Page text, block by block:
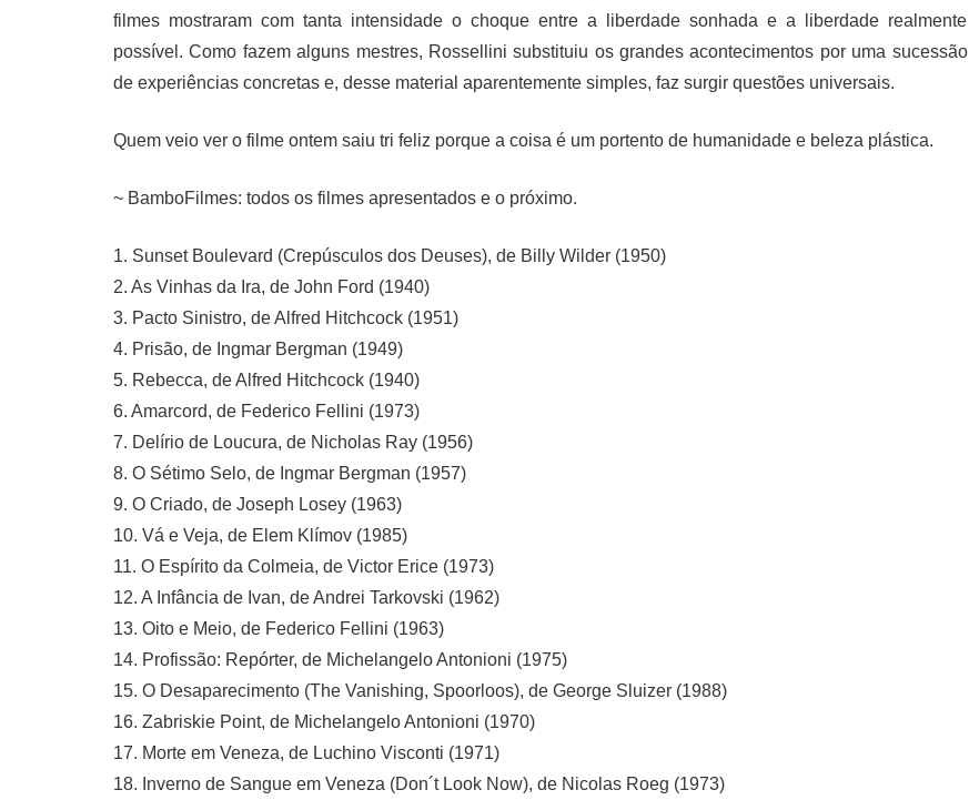
filmes mostraram com tanta intensidade o choque entre a liberdade sonhada e a liberdade realmente
possível. Como fazem alguns mestres, Rossellini substituiu os grandes acontecimentos por uma sucessão
de experiências concretas e, desse material aparentemente simples, faz surgir questões universais.
Quem veio ver o filme ontem saiu tri feliz porque a coisa é um portento de humanidade e beleza plástica.
~ BamboFilmes: todos os filmes apresentados e o próximo.
1. Sunset Boulevard (Crepúsculos dos Deuses), de Billy Wilder (1950)
2. As Vinhas da Ira, de John Ford (1940)
3. Pacto Sinistro, de Alfred Hitchcock (1951)
4. Prisão, de Ingmar Bergman (1949)
5. Rebecca, de Alfred Hitchcock (1940)
6. Amarcord, de Federico Fellini (1973)
7. Delírio de Loucura, de Nicholas Ray (1956)
8. O Sétimo Selo, de Ingmar Bergman (1957)
9. O Criado, de Joseph Losey (1963)
10. Vá e Veja, de Elem Klímov (1985)
11. O Espírito da Colmeia, de Victor Erice (1973)
12. A Infância de Ivan, de Andrei Tarkovski (1962)
13. Oito e Meio, de Federico Fellini (1963)
14. Profissão: Repórter, de Michelangelo Antonioni (1975)
15. O Desaparecimento (The Vanishing, Spoorloos), de George Sluizer (1988)
16. Zabriskie Point, de Michelangelo Antonioni (1970)
17. Morte em Veneza, de Luchino Visconti (1971)
18. Inverno de Sangue em Veneza (Don´t Look Now), de Nicolas Roeg (1973)